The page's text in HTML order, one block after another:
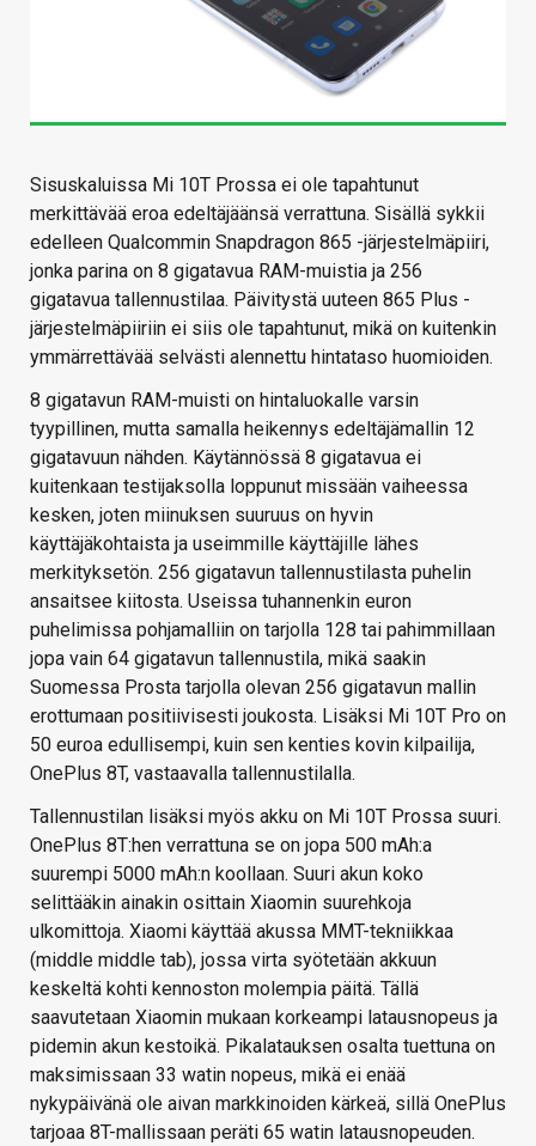
Sisuskaluissa Mi 10T Prossa ei ole tapahtunut
merkittävää eroa edeltäjäänsä verrattuna. Sisällä sykkii
edelleen Qualcommin Snapdragon 865 -järjestelmäpiiri,
jonka parina on 8 gigatavua RAM-muistia ja 256
gigatavua tallennustilaa. Päivitystä uuteen 865 Plus -
järjestelmäpiiriin ei siis ole tapahtunut, mikä on kuitenkin
ymmärrettävää selvästi alennettu hintataso huomioiden.
8 gigatavun RAM-muisti on hintaluokalle varsin
tyypillinen, mutta samalla heikennys edeltäjämallin 12
gigatavuun nähden. Käytännössä 8 gigatavua ei
kuitenkaan testijaksolla loppunut missään vaiheessa
kesken, joten miinuksen suuruus on hyvin
käyttäjäkohtaista ja useimmille käyttäjille lähes
merkityksetön. 256 gigatavun tallennustilasta puhelin
ansaitsee kiitosta. Useissa tuhannenkin euron
puhelimissa pohjamalliin on tarjolla 128 tai pahimmillaan
jopa vain 64 gigatavun tallennustila, mikä saakin
Suomessa Prosta tarjolla olevan 256 gigatavun mallin
erottumaan positiivisesti joukosta. Lisäksi Mi 10T Pro on
50 euroa edullisempi, kuin sen kenties kovin kilpailija,
OnePlus 8T, vastaavalla tallennustilalla.
Tallennustilan lisäksi myös akku on Mi 10T Prossa suuri.
OnePlus 8T:hen verrattuna se on jopa 500 mAh:a
suurempi 5000 mAh:n koollaan. Suuri akun koko
selittääkin ainakin osittain Xiaomin suurehkoja
ulkomittoja. Xiaomi käyttää akussa MMT-tekniikkaa
(middle middle tab), jossa virta syötetään akkuun
keskeltä kohti kennoston molempia päitä. Tällä
saavutetaan Xiaomin mukaan korkeampi latausnopeus ja
pidemin akun kestoikä. Pikalatauksen osalta tuettuna on
maksimissaan 33 watin nopeus, mikä ei enää
nykypäivänä ole aivan markkinoiden kärkeä, sillä OnePlus
tarjoaa 8T-mallissaan peräti 65 watin latausnopeuden.